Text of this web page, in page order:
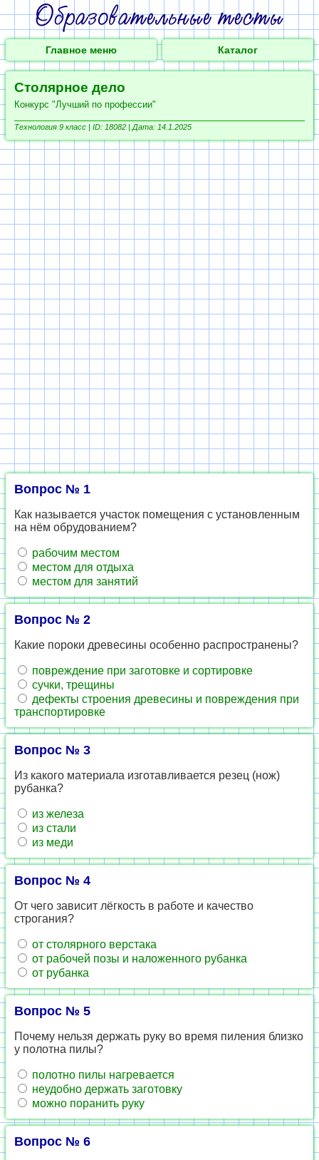
Главное меню Каталог
Столярное дело
Конкурс "Лучший по профессии"
Технология 9 класс | ID: 18082 | Дата: 14.1.2025
Вопрос № 1
Как называется участок помещения с установленным
на нём обрудованием?
рабочим местом
местом для отдыха
местом для занятий
Вопрос № 2
Какие пороки древесины особенно распространены?
повреждение при заготовке и сортировке
сучки, трещины
дефекты строения древесины и повреждения при
транспортировке
Вопрос № 3
Из какого материала изготавливается резец (нож)
рубанка?
из железа
из стали
из меди
Вопрос № 4
От чего зависит лёгкость в работе и качество
строгания?
от столярного верстака
от рабочей позы и наложенного рубанка
от рубанка
Вопрос № 5
Почему нельзя держать руку во время пиления близко
у полотна пилы?
полотно пилы нагревается
неудобно держать заготовку
можно поранить руку
Вопрос № 6